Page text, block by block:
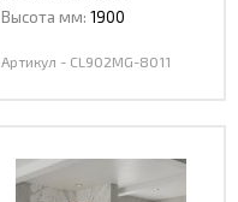
Высота мм: 1900
Артикул - CL902MG-8011